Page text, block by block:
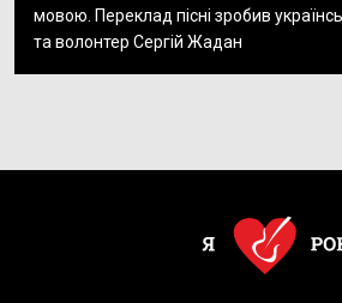
мовою. Переклад пісні зробив
та волонтер Сергій Жадан